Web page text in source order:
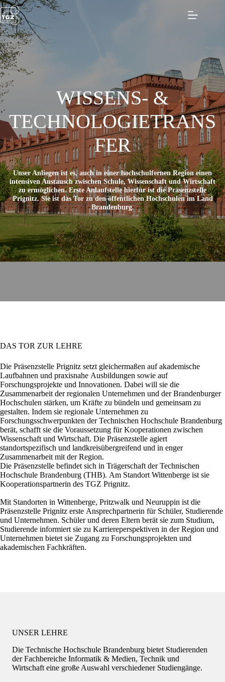
Zum
Inhalt
springen
WISSENS- &
TECHNOLOGIETRANS
FER
Unser Anliegen ist es, auch in einer hochschulfernen Region einen
intensiven Austausch zwischen Schule, Wissenschaft und Wirtschaft
zu ermöglichen. Erste Anlaufstelle hierfür ist die Präsenzstelle
Prignitz. Sie ist das Tor zu den öffentlichen Hochschulen im Land
Brandenburg.
DAS TOR ZUR LEHRE
Die Präsenzstelle Prignitz setzt gleichermaßen auf akademische
Laufbahnen und praxisnahe Ausbildungen sowie auf
Forschungsprojekte und Innovationen. Dabei will sie die
Zusammenarbeit der regionalen Unternehmen und der Brandenburger
Hochschulen stärken, um Kräfte zu bündeln und gemeinsam zu
gestalten. Indem sie regionale Unternehmen zu
Forschungsschwerpunkten der Technischen Hochschule Brandenburg
berät, schafft sie die Voraussetzung für Kooperationen zwischen
Wissenschaft und Wirtschaft. Die Präsenzstelle agiert
standortspezifisch und landkreisübergreifend und in enger
Zusammenarbeit mit der Region.
Die Präsenzstelle befindet sich in Trägerschaft derTechnischen
Hochschule Brandenburg (THB). Am Standort Wittenberge ist sie
Kooperationspartnerin des TGZ Prignitz.
Mit Standorten in Wittenberge, Pritzwalk und Neuruppin ist die
Präsenzstelle Prignitz erste Ansprechpartnerin für Schüler, Studierende
und Unternehmen. Schüler und deren Eltern berät sie zum Studium,
Studierende informiert sie zu Karriereperspektiven in der Region und
Unternehmen bietet sie Zugang zu Forschungsprojekten und
akademischen Fachkräften.
UNSER LEHRE
Die Technische Hochschule Brandenburg bietet Studierenden
der Fachbereiche Informatik & Medien, Technik und
Wirtschaft eine große Auswahl verschiedener Studiengänge.